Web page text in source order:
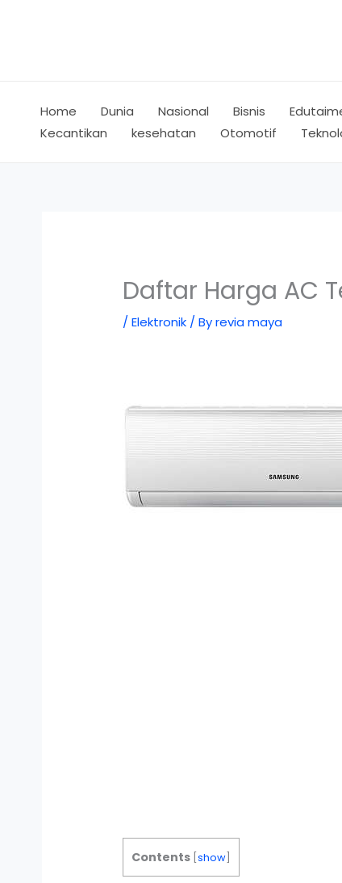
Home Dunia Nasional Bisnis
Kecantikan
kesehatan Otomotif
Daftar Harga AC
/Elektronik / Byrevia maya
Contents [show